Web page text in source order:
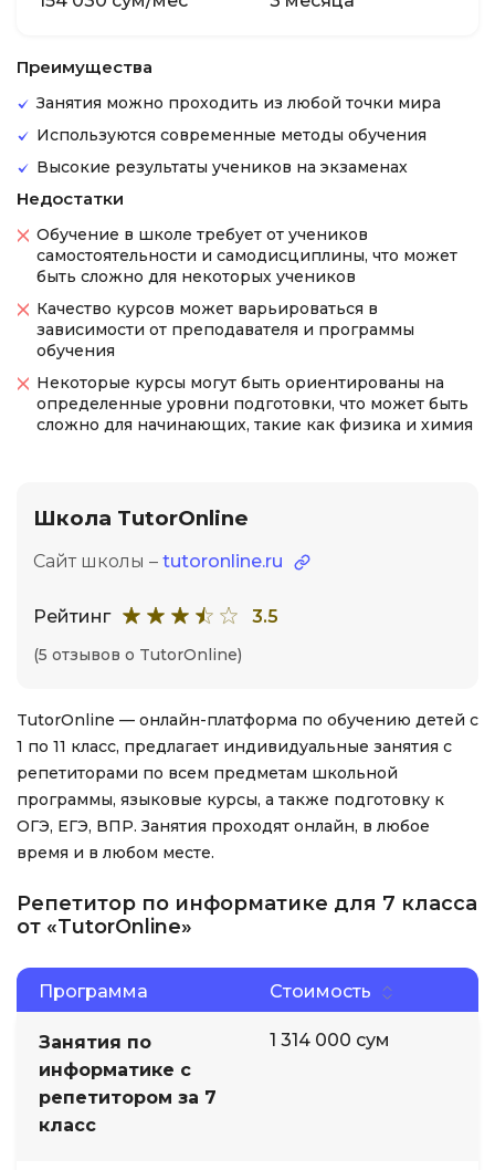
Преимущества
Занятия можно проходить из любой точки мира
Используются современные методы обучения
Высокие результаты учеников на экзаменах
Недостатки
Обучение в школе требует от учеников
самостоятельности и самодисциплины, что может
быть сложно для некоторых учеников
Качество курсов может варьироваться в
зависимости от преподавателя и программы
обучения
Некоторые курсы могут быть ориентированы на
определенные уровни подготовки, что может быть
сложно для начинающих, такие как физика и химия
Школа TutorOnline
Сайт школы – tutoronline.ru
Рейтинг 3.5
(5 отзывов о TutorOnline)
TutorOnline — онлайн-платформа по обучению детей с
1 по 11 класс, предлагает индивидуальные занятия с
репетиторами по всем предметам школьной
программы, языковые курсы, а также подготовку к
ОГЭ, ЕГЭ, ВПР. Занятия проходят онлайн, в любое
время и в любом месте.
Репетитор по информатике для 7 класса
от «TutorOnline»
Программа Стоимость
Занятия по
информатике с
репетитором за 7
класс
1 314 000 сум